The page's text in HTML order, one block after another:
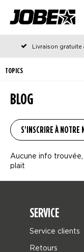
Livraison gratuite
Commandé avant
BLOG
TOPICS
Aucune info
plait
SERVICE
Service clients
Retours